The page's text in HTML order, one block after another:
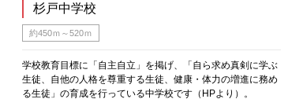
杉戸中学校
約450ｍ～520ｍ
学校教育目標に「自主自立」を掲げ、「自ら求め真剣に学ぶ
生徒、自他の人格を尊重する生徒、健康・体力の増進に務め
る生徒」の育成を行っている中学校です（HPより）。